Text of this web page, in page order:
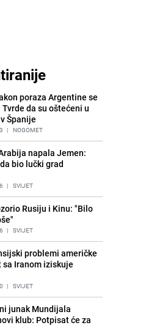
čeka njegovu
Poznati meteorolog
promjenu vremena
| REGIJA
makedonskog
recept za kremast i
| RECEPTI
satima: Pogledajte
skoro tri metra koju su
iz mora
| SVIJET
imama nakon
Ljubunčić: "Dunjaluk
koliko krilo komarca"
napravili požar u
Istri, vlasniku se
srednji prst
poraza Argentine se
da su oštećeni u
Španije
| NOGOMET
napala Jemen:
bio lučki grad
| SVIJET
Rusiju i Kinu: "Bilo
| SVIJET
problemi američke
sa Iranom iziskuje
| SVIJET
junak Mundijala
klub: Potpisat će za